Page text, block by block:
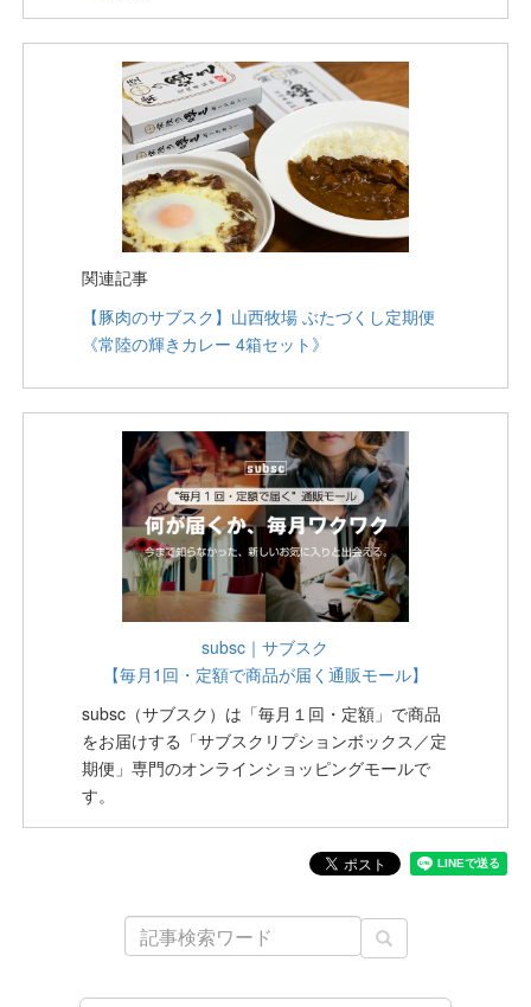
関連記事
【豚肉のサブスク】山西牧場 ぶたづくし定期便
《常陸の輝きカレー 4箱セット》
subsc｜サブスク
【毎月1回・定額で商品が届く通販モール】
subsc（サブスク）は「毎月１回・定額」で商品
をお届けする「サブスクリプションボックス／定
期便」専門のオンラインショッピングモールで
す。